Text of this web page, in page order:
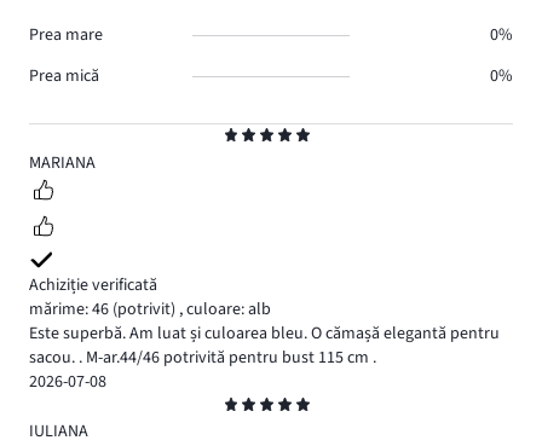
5
MARIANA
Achiziție verificată
mărime: 46 (potrivit) ,culoare: alb
Este superbă. Am luat și culoarea bleu. O cămașă elegantă pentru
sacou. . M-ar.44/46 potrivită pentru bust 115 cm .
2026-07-08
5
IULIANA
Prea mare
0%
Prea mică
0%